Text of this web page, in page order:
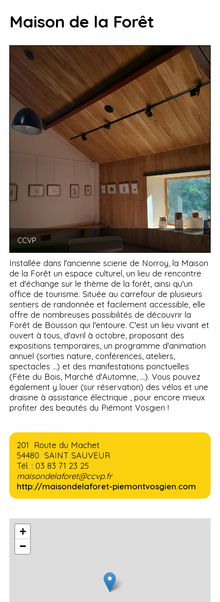
Maison de la Forêt
CCVP
Installée dans l'ancienne scierie de Norroy, la Maison
de la Forêt un espace culturel, un lieu de rencontre
et d'échange sur le thème de la forêt, ainsi qu'un
office de tourisme. Située au carrefour de plusieurs
sentiers de randonnée et facilement accessible, elle
offre de nombreuses possibilités de découvrir la
Forêt de Bousson qui l'entoure. C'est un lieu vivant et
ouvert à tous, d'avril à octobre, proposant des
expositions temporaires, un programme d'animation
annuel (sorties nature, conférences, ateliers,
spectacles ...) et des manifestations ponctuelles
(Fête du Bois, Marché d'Automne, ...). Vous pouvez
également y louer (sur réservation) des vélos et une
draisine à assistance électrique , pour encore mieux
profiter des beautés du Piémont Vosgien !
201 Route du Machet
54480 SAINT SAUVEUR
Tél. : 03 83 71 23 25
maisondelaforet@ccvp.fr
http://maisondelaforet-piemontvosgien.com
+
−